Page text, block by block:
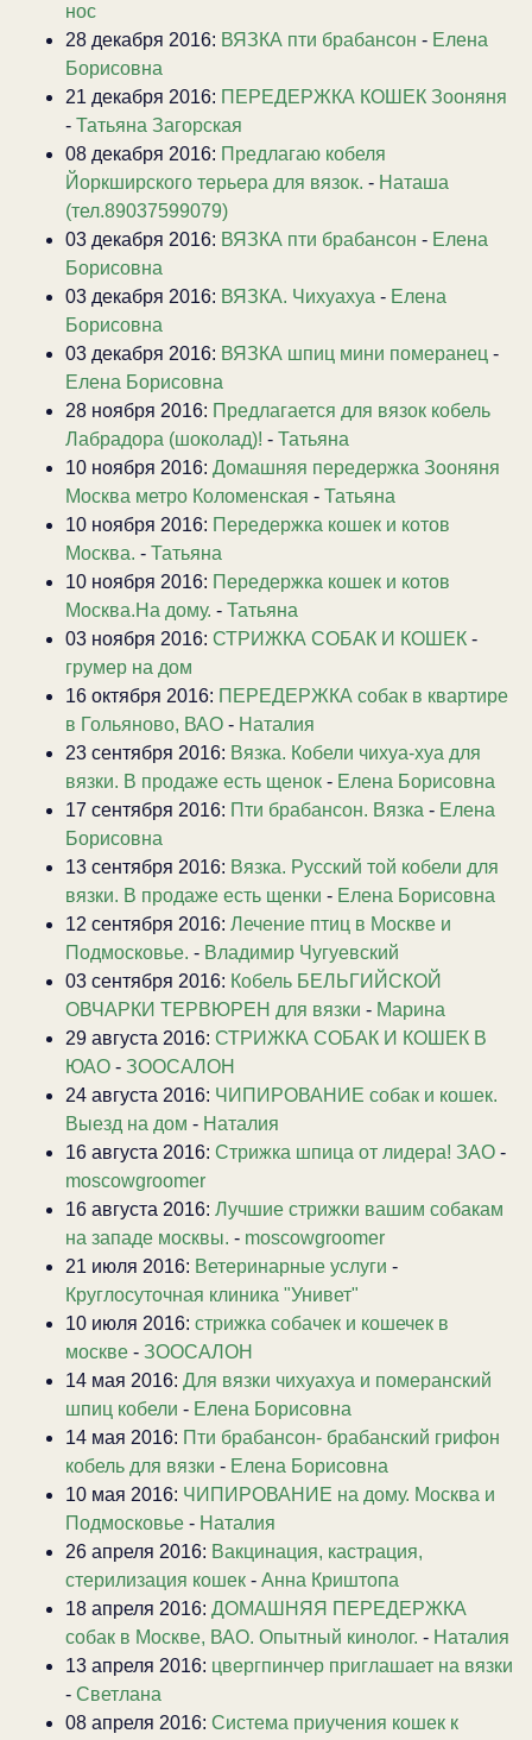
нос
28 декабря 2016: ВЯЗКА пти брабансон - Елена
Борисовна
21 декабря 2016: ПЕРЕДЕРЖКА КОШЕК Зооняня
- Татьяна Загорская
08 декабря 2016: Предлагаю кобеля
Йоркширского терьера для вязок. - Наташа
(тел.89037599079)
03 декабря 2016: ВЯЗКА пти брабансон - Елена
Борисовна
03 декабря 2016: ВЯЗКА. Чихуахуа - Елена
Борисовна
03 декабря 2016: ВЯЗКА шпиц мини померанец -
Елена Борисовна
28 ноября 2016: Предлагается для вязок кобель
Лабрадора (шоколад)! - Татьяна
10 ноября 2016: Домашняя передержка Зооняня
Москва метро Коломенская - Татьяна
10 ноября 2016: Передержка кошек и котов
Москва. - Татьяна
10 ноября 2016: Передержка кошек и котов
Москва.На дому. - Татьяна
03 ноября 2016: СТРИЖКА СОБАК И КОШЕК -
грумер на дом
16 октября 2016: ПЕРЕДЕРЖКА собак в квартире
в Гольяново, ВАО - Наталия
23 сентября 2016: Вязка. Кобели чихуа-хуа для
вязки. В продаже есть щенок - Елена Борисовна
17 сентября 2016: Пти брабансон. Вязка - Елена
Борисовна
13 сентября 2016: Вязка. Русский той кобели для
вязки. В продаже есть щенки - Елена Борисовна
12 сентября 2016: Лечение птиц в Москве и
Подмосковье. - Владимир Чугуевский
03 сентября 2016: Кобель БЕЛЬГИЙСКОЙ
ОВЧАРКИ ТЕРВЮРЕН для вязки - Марина
29 августа 2016: СТРИЖКА СОБАК И КОШЕК В
ЮАО - ЗООСАЛОН
24 августа 2016: ЧИПИРОВАНИЕ собак и кошек.
Выезд на дом - Наталия
16 августа 2016: Стрижка шпица от лидера! ЗАО -
moscowgroomer
16 августа 2016: Лучшие стрижки вашим собакам
на западе москвы. - moscowgroomer
21 июля 2016: Ветеринарные услуги -
Круглосуточная клиника "Унивет"
10 июля 2016: стрижка собачек и кошечек в
москве - ЗООСАЛОН
14 мая 2016: Для вязки чихуахуа и померанский
шпиц кобели - Елена Борисовна
14 мая 2016: Пти брабансон- брабанский грифон
кобель для вязки - Елена Борисовна
10 мая 2016: ЧИПИРОВАНИЕ на дому. Москва и
Подмосковье - Наталия
26 апреля 2016: Вакцинация, кастрация,
стерилизация кошек - Анна Криштопа
18 апреля 2016: ДОМАШНЯЯ ПЕРЕДЕРЖКА
собак в Москве, ВАО. Опытный кинолог. - Наталия
13 апреля 2016: цвергпинчер приглашает на вязки
- Светлана
08 апреля 2016: Система приучения кошек к